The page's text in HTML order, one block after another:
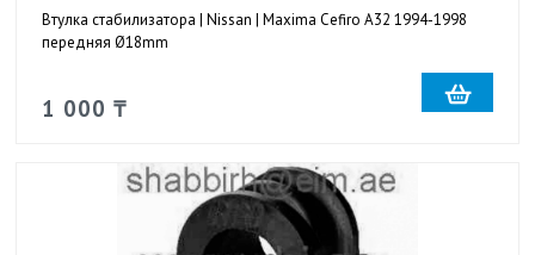
Втулка стабилизатора | Nissan | Maxima Cefiro A32 1994-1998
передняя Ø18mm
1 000 ₸